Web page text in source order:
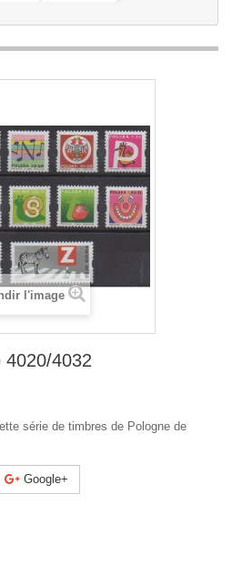
l'image
4020/4032
série de timbres de Pologne de
Google+